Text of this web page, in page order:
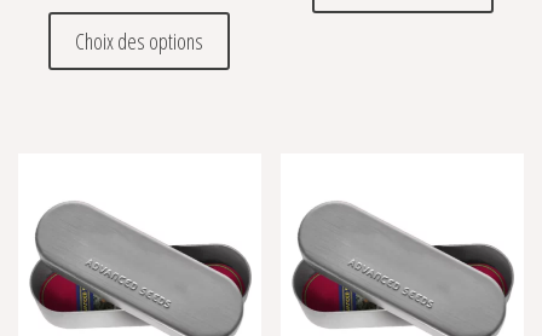
Choix des options
Ce produit a plusieurs variations. Les